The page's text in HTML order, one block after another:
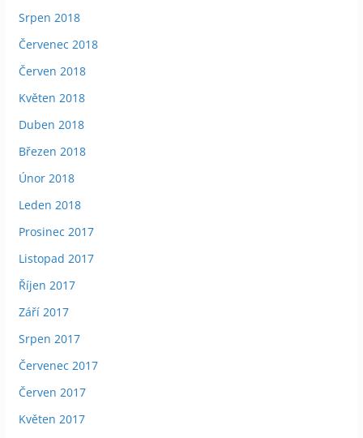
Srpen 2018
Červenec 2018
Červen 2018
Květen 2018
Duben 2018
Březen 2018
Únor 2018
Leden 2018
Prosinec 2017
Listopad 2017
Říjen 2017
Září 2017
Srpen 2017
Červenec 2017
Červen 2017
Květen 2017